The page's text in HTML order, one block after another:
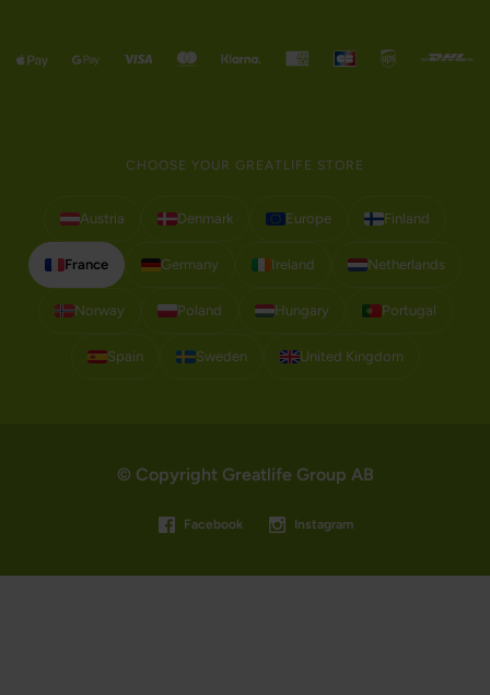
CHOOSE YOUR GREATLIFE STORE
Austria Denmark Europe Finland
France Germany Ireland Netherlands
Norway Poland Hungary Portugal
Spain Sweden United Kingdom
© Copyright Greatlife Group AB
Facebook Instagram